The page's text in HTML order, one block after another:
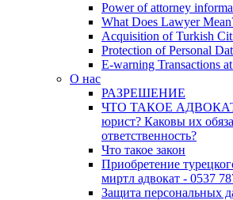
Power of attorney
What Does Lawyer
Acquisition of Turkish
Protection of Personal
E-warning Transactions
О нас
РАЗРЕШЕНИЕ
ЧТО ТАКОЕ АДВОКАТ
юрист? Каковы их
ответственность?
Что такое закон
Приобретение
миртл адвокат - 0537
Защита персональных